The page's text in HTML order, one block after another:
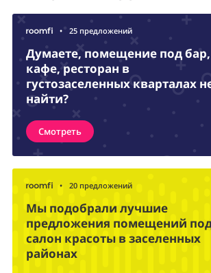
• 25 предложений
Думаете, помещение под бар,
кафе, ресторан в
густозаселенных кварталах
найти?
Смотреть
• 20 предложений
Мы подобрали лучшие
предложения помещений
салон красоты в заселенных
районах